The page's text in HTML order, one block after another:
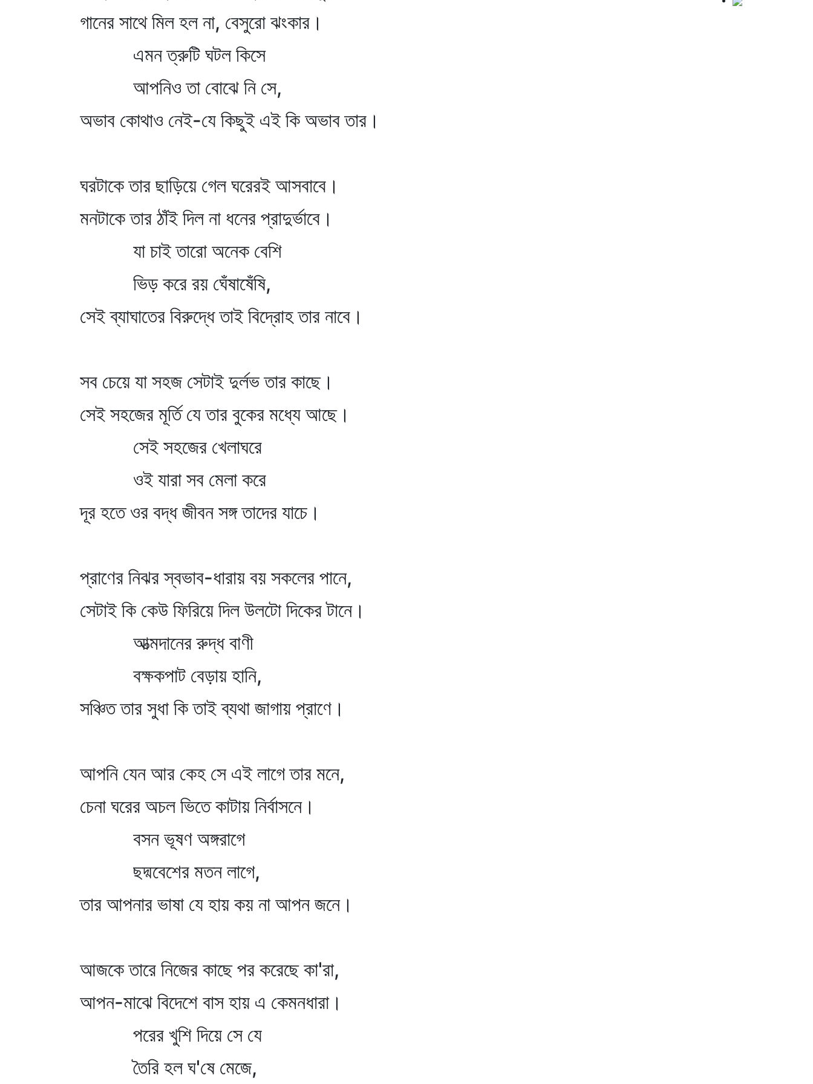
গানের সাথে মিল হল না, বেসুরো ঝংকার।
এমন ত্রুটি ঘটল কিসে
আপনিও তা বোঝে নি সে,
অভাব কোথাও নেই-যে কিছুই এই কি অভাব তার।
ঘরটাকে তার ছাড়িয়ে গেল ঘরেরই আসবাবে।
মনটাকে তার ঠাঁই দিল না ধনের প্রাদুর্ভাবে।
যা চাই তারো অনেক বেশি
ভিড় করে রয় ঘেঁষাষেঁষি,
সেই ব্যাঘাতের বিরুদ্ধে তাই বিদ্রোহ তার নাবে।
সব চেয়ে যা সহজ সেটাই দুর্লভ তার কাছে।
সেই সহজের মূর্তি যে তার বুকের মধ্যে আছে।
সেই সহজের খেলাঘরে
ওই যারা সব মেলা করে
দূর হতে ওর বদ্ধ জীবন সঙ্গ তাদের যাচে।
প্রাণের নিঝর স্বভাব-ধারায় বয় সকলের পানে,
সেটাই কি কেউ ফিরিয়ে দিল উলটো দিকের টানে।
আত্মদানের রুদ্ধ বাণী
বক্ষকপাট বেড়ায় হানি,
সঞ্চিত তার সুধা কি তাই ব্যথা জাগায় প্রাণে।
আপনি যেন আর কেহ সে এই লাগে তার মনে,
চেনা ঘরের অচল ভিতে কাটায় নির্বাসনে।
বসন ভূষণ অঙ্গরাগে
ছদ্মবেশের মতন লাগে,
তার আপনার ভাষা যে হায় কয় না আপন জনে।
আজকে তারে নিজের কাছে পর করেছে কা'রা,
আপন-মাঝে বিদেশে বাস হায় এ কেমনধারা।
পরের খুশি দিয়ে সে যে
তৈরি হল ঘ'ষে মেজে,